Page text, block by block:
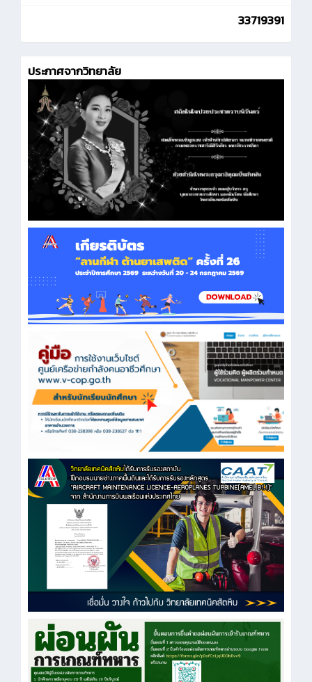
33719391
ประกาศจากวิทยาลัย